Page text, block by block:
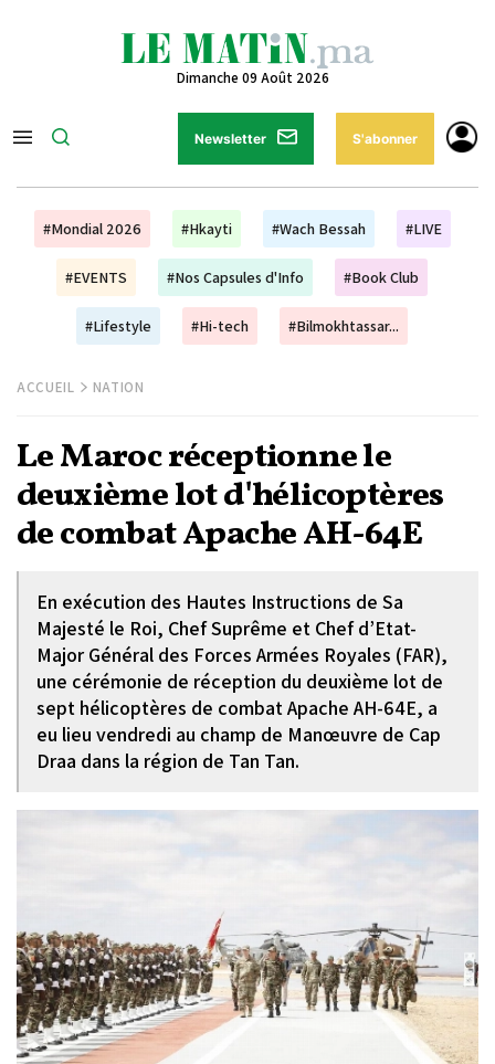
Dimanche 09 Août 2026
Newsletter S'abonner
#Mondial 2026 #Hkayti #Wach Bessah #LIVE
#EVENTS #Nos Capsules d'Info #Book Club
#Lifestyle #Hi-tech #Bilmokhtassar...
ACCUEIL NATION
Le Maroc réceptionne le
deuxième lot d'hélicoptères
de combat Apache AH-64E
En exécution des Hautes Instructions de Sa
Majesté le Roi, Chef Suprême et Chef d’Etat-
Major Général des Forces Armées Royales (FAR),
une cérémonie de réception du deuxième lot de
sept hélicoptères de combat Apache AH-64E, a
eu lieu vendredi au champ de Manœuvre de Cap
Draa dans la région de Tan Tan.